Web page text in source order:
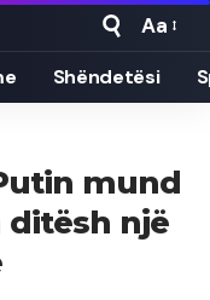
Font
Resizer
Aa
Shëndetësi
mund
ditësh një